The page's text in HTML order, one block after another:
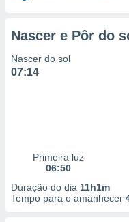
Nascer e Pôr do
Nascer do sol
07:14
Primeira luz
06:50
Duração do dia 11h1m
Tempo para o amanhecer